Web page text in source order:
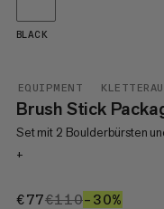
EQUIPMENT
Brush Stick
Set mit 2 Boulderbürsten
+
€77€77
€110€110
–30%
BLACK